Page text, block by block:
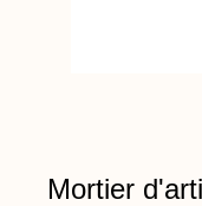
Mortier